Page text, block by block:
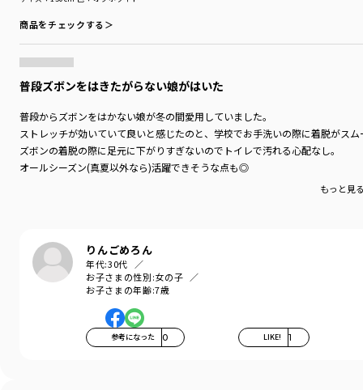
商品をチェックする＞
普段ズボンをはきたがらない娘がはいた
普段からズボンをはかない娘が冬の間愛用していました。
ストレッチが効いていて良いと感じたのと、学校でお手洗いの際に着脱がス
ズボンの着脱の際に足元に下がりすぎないのでトイレで汚れる心配なし。
オールシーズン(真夏以外なら)活躍できそうな点も◎
もっと見
りんごめろん
年代:30代
お子さまの性別:女の子
お子さまの年齢:7歳
参考になった 0 LIKE! 1